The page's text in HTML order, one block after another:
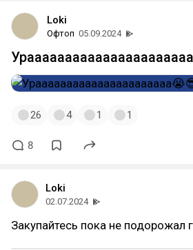
Loki
Офтоп 05.09.2024
26 4 1 1
8
Loki
02.07.2024
Закупайтесь пока не подорожал